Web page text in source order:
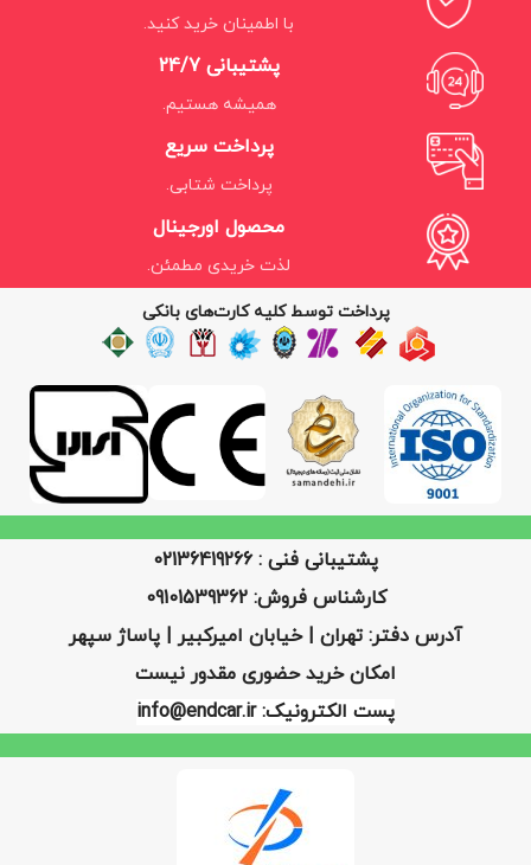
با اطمینان خرید کنید.
پشتیبانی 24/7
همیشه هستیم.
پرداخت سریع
پرداخت شتابی.
محصول اورجینال
لذت خریدی مطمئن.
پرداخت توسط کلیه کارت‌های بانکی
پشتیبانی فنی : 02136419266
کارشناس فروش: 09101539362
آدرس دفتر: تهران | خیابان امیرکبیر | پاساژ سپهر
امکان خرید حضوری مقدور نیست
پست الکترونیک: info@endcar.ir